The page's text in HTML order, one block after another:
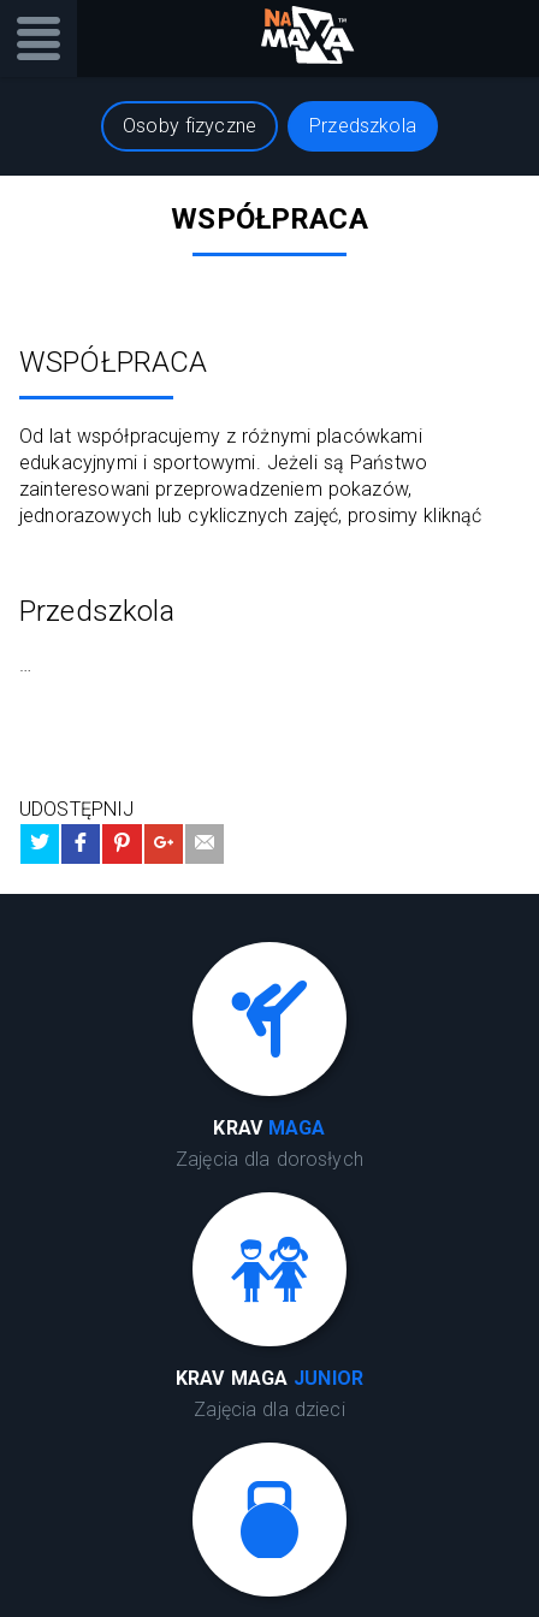
Osoby fizyczne Przedszkola
WSPÓŁPRACA
WSPÓŁPRACA
Od lat współpracujemy z różnymi placówkami
edukacyjnymi i sportowymi. Jeżeli są Państwo
zainteresowani przeprowadzeniem pokazów,
jednorazowych lub cyklicznych zajęć, prosimy kliknąć
Przedszkola
…
UDOSTĘPNIJ
KRAV MAGA
Zajęcia dla dorosłych
KRAV MAGA JUNIOR
Zajęcia dla dzieci